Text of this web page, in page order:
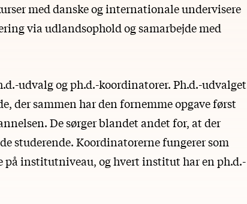
med danske og internationale undervisere
via udlandsophold og samarbejde med
udvalg og ph.d.-koordinatorer. Ph.d.-udvalget
der sammen har den fornemme opgave først
De sørger blandet andet for, at der
studerende. Koordinatorerne fungerer som
på institutniveau, og hvert institut har en ph.d.-